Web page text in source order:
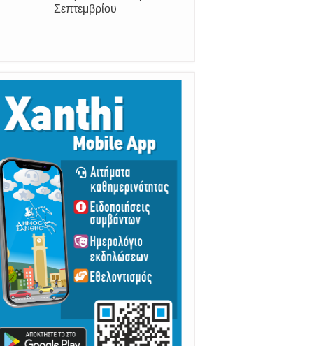
υποδέχονται
Από 30 Αυγούστου Έως 5
Σεπτεμβρίου